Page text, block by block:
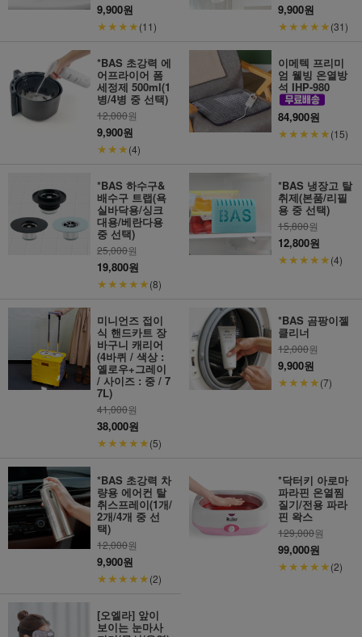
9,900원
★★★★(11)
9,900원
★★★★★(31)
*BAS 초강력 에
어프라이어 폼
세정제 500ml(1
병/4병 중 선택)
12,000원
9,900원
★★★(4)
이메텍 프리미
엄 웰빙 온열방
석 IHP-980
84,900원
★★★★★(15)
*BAS 하수구&
배수구 트랩(욕
실바닥용/싱크
대용/베란다용
중 선택)
25,000원
19,800원
★★★★★(8)
*BAS 냉장고 탈
취제(본품/리필
용 중 선택)
15,800원
12,800원
★★★★★(4)
미니언즈 접이
식 핸드카트 장
바구니 캐리어
(4바퀴 / 색상 :
옐로우+그레이
/ 사이즈 : 중 / 7
7L)
41,000원
38,000원
★★★★★(5)
*BAS 곰팡이젤
클리너
12,000원
9,900원
★★★★(7)
*BAS 초강력 차
량용 에어컨 탈
취스프레이(1개/
2개/4개 중 선
택)
12,000원
9,900원
★★★★★(2)
*닥터키 아로마
파라핀 온열찜
질기/전용 파라
핀 왁스
129,000원
99,000원
★★★★★(2)
[오엘라] 앞이
보이는 눈마사